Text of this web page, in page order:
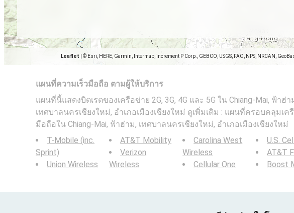
Leaflet © Esri, HERE, Garmin, Intermap, increment P Corp., GEBCO, USGS, FAO, NPS, NRCAN,
แผนที่ความเร็วมือถือ ตามผู้ให้บริการ
แผนที่นี้แสดงบิตเรตของเครือข่าย 2G, 3G, 4G และ 5G ใน Chiang-Mai, ฟ้าฮ่า
เทศบาลนครเชียงใหม่, อำเภอเมืองเชียงใหม่ ดูเพิ่มเติม : แผนที่ครอบคลุมเค
มือถือใน Chiang-Mai, ฟ้าฮ่าม, เทศบาลนครเชียงใหม่, อำเภอเมืองเชียงใหม่
T-Mobile (inc.
Sprint)
Union Wireless
AT&T Mobility
Verizon
Wireless
Carolina West
Wireless
Cellular One
U.S.
AT&T
Boost